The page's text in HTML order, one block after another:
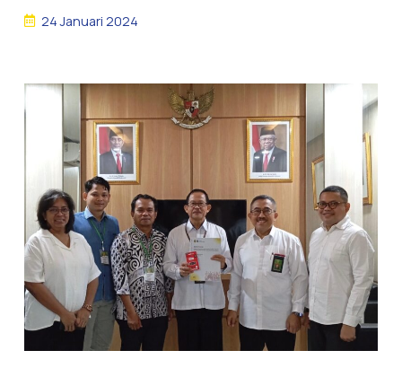
24 Januari 2024